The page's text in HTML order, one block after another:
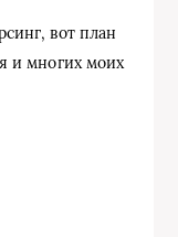
вот план
и многих моих